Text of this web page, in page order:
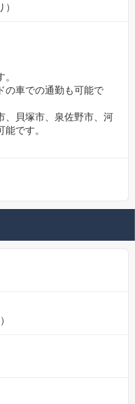
の車での通勤も可能で
、貝塚市、泉佐野市、河
です。